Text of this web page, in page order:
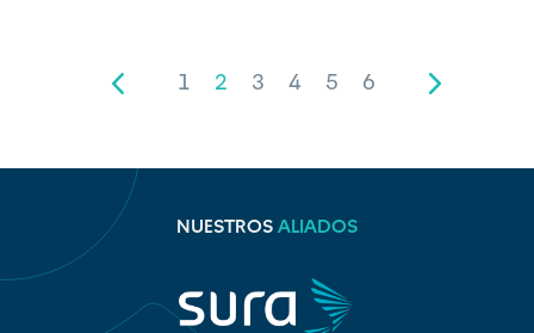
1 2 3 4 5 6
NUESTROS ALIADOS